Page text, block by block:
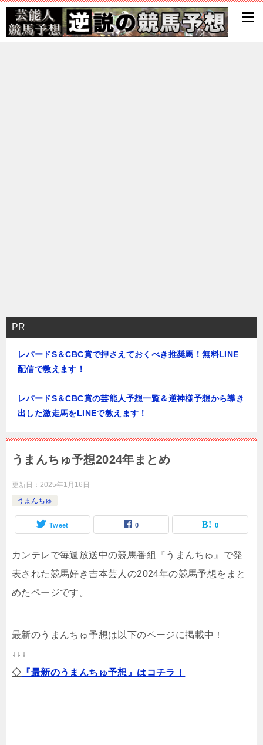
PR
レパードS＆CBC賞で押さえておくべき推奨馬！無料LINE
配信で教えます！
レパードS＆CBC賞の芸能人予想一覧＆逆神様予想から導き
出した激走馬をLINEで教えます！
うまんちゅ予想2024年まとめ
更新日： 2025年1月16日
うまんちゅ
Tweet 0 0
カンテレで毎週放送中の競馬番組『うまんちゅ』で発
表された競馬好き吉本芸人の2024年の競馬予想をまと
めたページです。
最新のうまんちゅ予想は以下のページに掲載中！
↓↓↓
◇ 『最新のうまんちゅ予想』はコチラ！